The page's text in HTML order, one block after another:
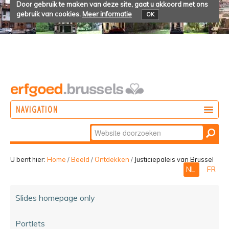
Door gebruik te maken van deze site, gaat u akkoord met ons
gebruik van cookies. Meer informatie OK
NAVIGATION
Zoek
Geavanceerd
zoeken...
U bent hier: Home /Beeld / Ontdekken / Justiciepaleis van Brussel
NL FR
Slides homepage only
Portlets